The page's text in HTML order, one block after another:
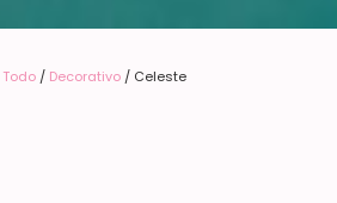
Todo/ Decorativo/ Celeste